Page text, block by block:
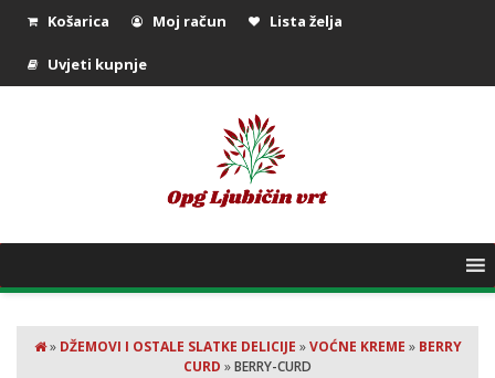
Košarica Moj račun Lista želja
Uvjeti kupnje
» DŽEMOVI I OSTALE SLATKE DELICIJE »VOĆNE KREME » BERRY
CURD »BERRY-CURD